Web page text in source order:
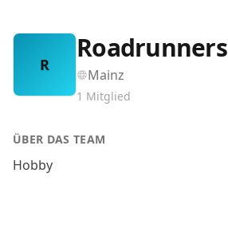
R
Roadrunners
Mainz
1 Mitglied
ÜBER DAS TEAM
Hobby